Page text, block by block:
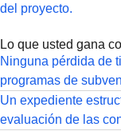
del proyecto.
Lo que usted gana
Ninguna pérdida de
programas de
Un expediente
evaluación de las